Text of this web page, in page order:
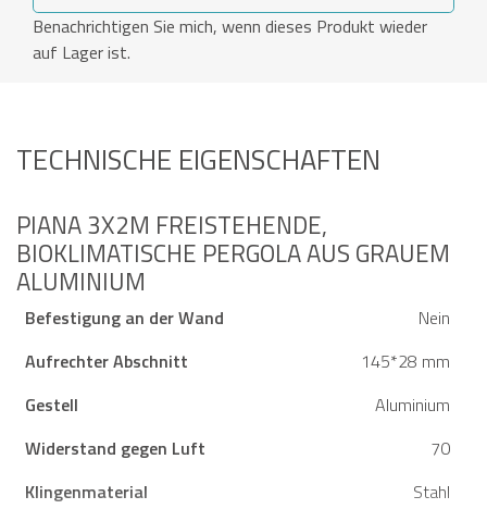
Benachrichtigen Sie mich, wenn dieses Produkt wieder
auf Lager ist.
TECHNISCHE EIGENSCHAFTEN
PIANA 3X2M FREISTEHENDE,
BIOKLIMATISCHE PERGOLA AUS GRAUEM
ALUMINIUM
Befestigung an der Wand
Nein
Aufrechter Abschnitt
145*28 mm
Gestell
Aluminium
Widerstand gegen Luft
70
Klingenmaterial
Stahl